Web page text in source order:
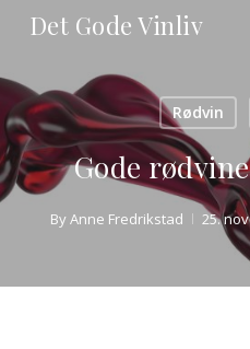
Skip
content
Det Gode Vinliv
Rødvin
Gode
ByAnne Fredrikstad 25.